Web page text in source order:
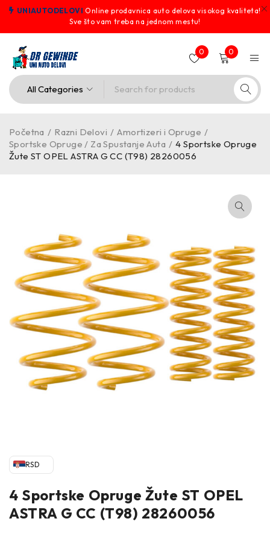
UNIAUTODELOVI Online prodavnica auto delova visokog kvaliteta!
Sve što vam treba na jednom mestu!
0 0
Početna / Razni Delovi / Amortizeri i Opruge /
Sportske Opruge / Za Spustanje Auta / 4 Sportske Opruge
Žute ST OPEL ASTRA G CC (T98) 28260056
RSD
4 Sportske Opruge Žute ST OPEL
ASTRA G CC (T98) 28260056